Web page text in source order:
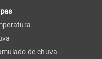
de chuva